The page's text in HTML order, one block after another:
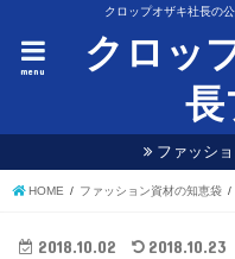
クロップオザキ社長の
クロッ
menu
ファッシ
HOME ファッション資材の知恵袋
2018.10.02 2018.10.23